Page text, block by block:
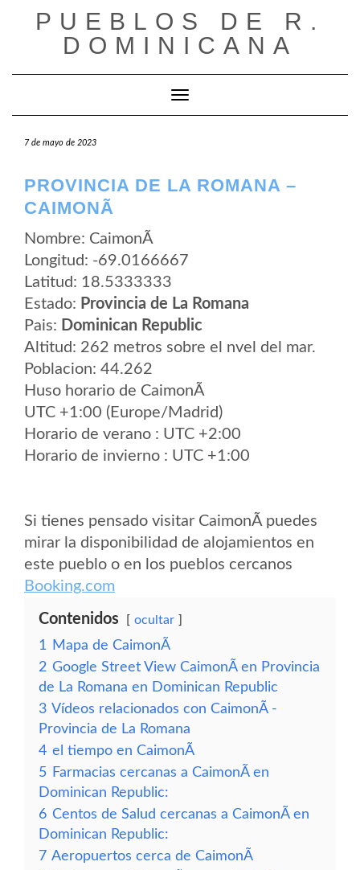
PUEBLOS DE R.
DOMINICANA
Cambiar modo de navegación
7 de mayo de 2023
PROVINCIA DE LA ROMANA –
CAIMONÃ­
Nombre: CaimonÃ­
Longitud: -69.0166667
Latitud: 18.5333333
Estado: Provincia de La Romana
Pais: Dominican Republic
Altitud: 262 metros sobre el nvel del mar.
Poblacion: 44.262
Huso horario de CaimonÃ­
UTC +1:00 (Europe/Madrid)
Horario de verano : UTC +2:00
Horario de invierno : UTC +1:00
Si tienes pensado visitar CaimonÃ­ puedes
mirar la disponibilidad de alojamientos en
este pueblo o en los pueblos cercanos
Booking.com
Contenidos ocultar
1
Mapa de CaimonÃ­
2 Google Street View CaimonÃ­ en Provincia
de La Romana en Dominican Republic
3 Vídeos relacionados con CaimonÃ­ -
Provincia de La Romana
4 el tiempo en CaimonÃ­
5 Farmacias cercanas a CaimonÃ­ en
Dominican Republic:
6 Centos de Salud cercanas a CaimonÃ­ en
Dominican Republic:
7 Aeropuertos cerca de CaimonÃ­